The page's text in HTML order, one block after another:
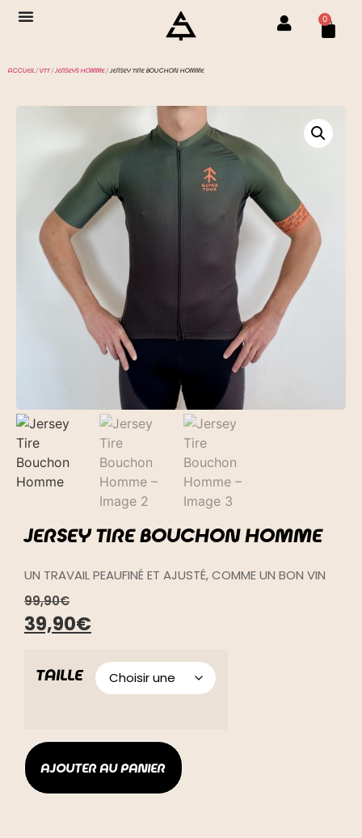
0
ACCUEIL/VTT/JERSEYS HOMME/ JERSEY TIRE BOUCHON HOMME
JERSEY TIRE BOUCHON HOMME
UN TRAVAIL PEAUFINÉ ET AJUSTÉ, COMME UN BON VIN
99,90€
39,90€
TAILLE
AJOUTER AU PANIER